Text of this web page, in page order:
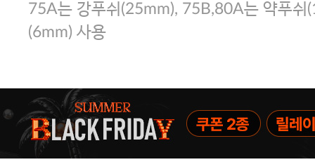
75A는 강푸쉬(25mm), 75B,80A는 약푸쉬
(6mm) 사용